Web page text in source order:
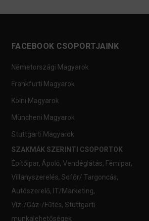
FACEBOOK CSOPORTJAINK
Németországi Magyarok
Frankfurti Magyarok
Kölni Magyarok
Müncheni Magyarok
Stuttgarti Magyarok
SZAKMÁK SZERINTI CSOPORTOK
Építőipar, Ápoló, Vendéglátás, Fémipar,
Villanyszerelés, Sofőr/ Targoncás,
Autószerelő, IT/Marketing,
Víz-/Gáz-/Fűtés, Stuttgarti
munkalehetőségek